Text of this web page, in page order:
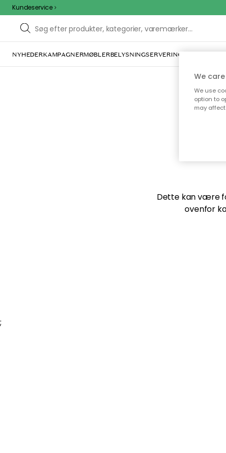
Kundeservice
NYHEDERKAMPAGNERMØBLERBELYSNINGSERVERING INDRETNING
Vi
Dette kan være
ovenfor
;
We
We use
option to
may